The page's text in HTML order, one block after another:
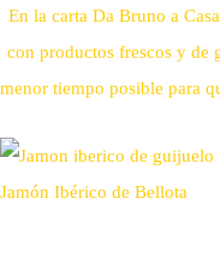
En la carta Da Bruno a
con productos frescos y de
menor tiempo posible para
Jamón Ibérico de Bellota